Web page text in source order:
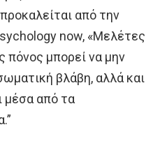
από την
now, «Μελέτες
πόνος μπορεί να μην
βλάβη, αλλά και
μέσα από τα